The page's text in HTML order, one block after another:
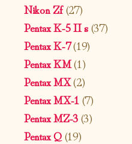
Nikon Zf(27)
Pentax K-5 II s(37)
Pentax K-7(19)
Pentax KM(1)
Pentax MX(2)
Pentax MX-1 (7)
Pentax MZ-3(3)
Pentax Q(19)